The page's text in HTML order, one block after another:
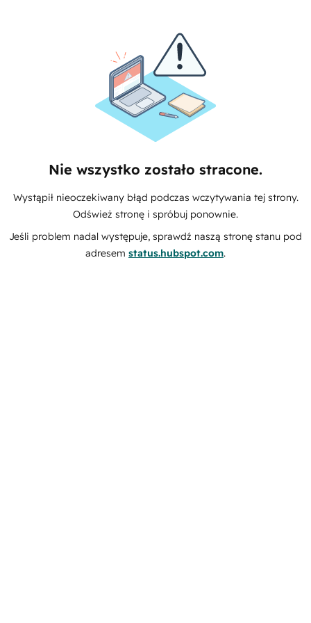
Nie wszystko zostało stracone.
Wystąpił nieoczekiwany błąd podczas wczytywania tej strony.
Odśwież stronę i spróbuj ponownie.
Jeśli problem nadal występuje, sprawdź naszą stronę stanu pod
adresem status.hubspot.com.